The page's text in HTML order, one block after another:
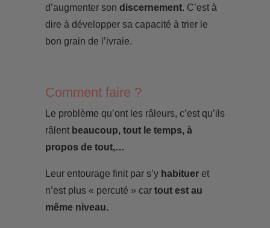
d’augmenter son discernement. C’est à
dire à développer sa capacité à trier le
bon grain de l’ivraie.
Comment faire ?
Le problème qu’ont les râleurs, c’est qu’ils
râlent beaucoup, tout le temps, à
propos de tout,…
Leur entourage finit par s’y habitueret
n’est plus « percuté » cartout est au
même niveau.